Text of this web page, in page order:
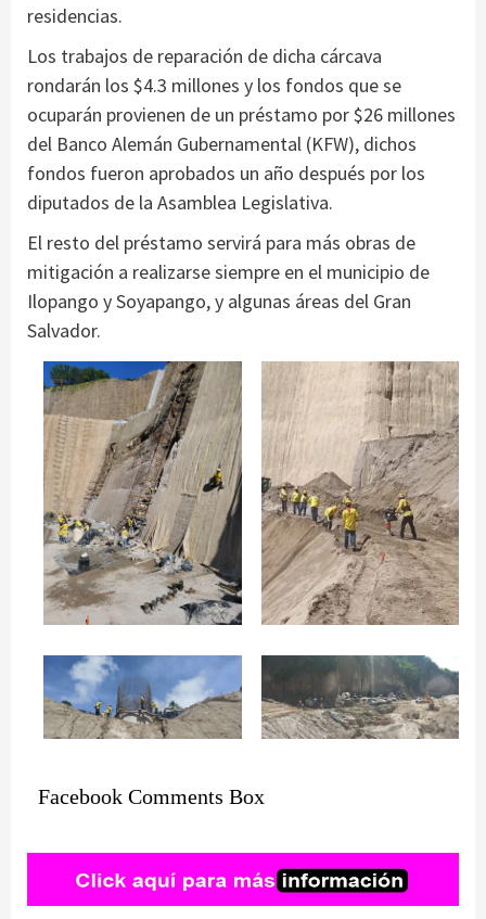
residencias.
Los trabajos de reparación de dicha cárcava
rondarán los $4.3 millones y los fondos que se
ocuparán provienen de un préstamo por $26 millones
del Banco Alemán Gubernamental (KFW), dichos
fondos fueron aprobados un año después por los
diputados de la Asamblea Legislativa.
El resto del préstamo servirá para más obras de
mitigación a realizarse siempre en el municipio de
Ilopango y Soyapango, y algunas áreas del Gran
Salvador.
Facebook Comments Box